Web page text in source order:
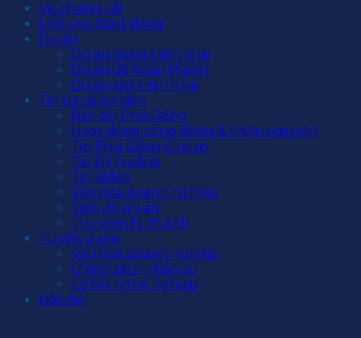
Về chúng tôi
Lĩnh vực hoạt động
Dự án
Dự án đang triển khai
Dự án đã hoàn thành
Dự án sắp triển khai
Tin tức & Sự kiện
Bản tin Phú Đông
Hoạt động cộng đồng & thiện nguyện
Tin Phú Đông Group
Tin thị trường
Tin Video
Văn hóa doanh nghiệp
Tiến độ dự án
Thư viện hình ảnh
Tuyển dụng
Văn hoá doanh nghiệp
Chính sách nhân sự
Cơ hội nghề nghiệp
Liên hệ